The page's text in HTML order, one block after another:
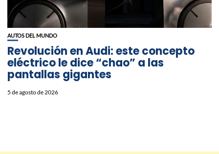
AUTOS DEL MUNDO
Revolución en Audi: este concepto
eléctrico le dice “chao” a las
pantallas gigantes
5 de agosto de 2026